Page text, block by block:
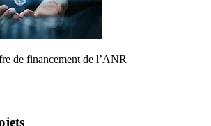
de financement de l’ANR